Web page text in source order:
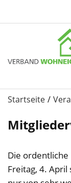
Startseite
Die
Freitag, 4.